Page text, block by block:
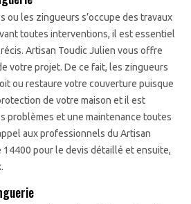
ou les zingueurs s’occupe des travaux
toutes interventions, il est essentiel
Artisan Toudic Julien vous offre
votre projet. De ce fait, les zingueurs
ou restaure votre couverture puisque
de votre maison et il est
problèmes et une maintenance toutes
aux professionnels du Artisan
14400 pour le devis détaillé et ensuite,